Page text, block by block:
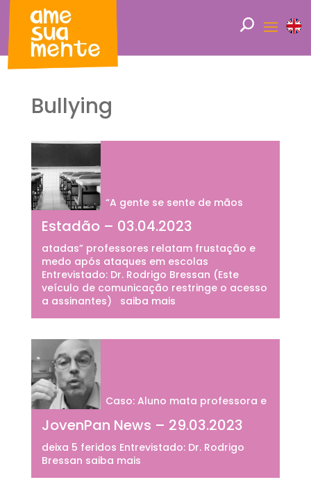
Bullying
Estadão – 03.04.2023
“A gente se sente de mãos
atadas” professores relatam frustação e
medo após ataques em escolas
Entrevistado: Dr. Rodrigo Bressan (Este
veículo de comunicação restringe o acesso
a assinantes) saiba mais
JovenPan News – 29.03.2023
Caso: Aluno mata professora e
deixa 5 feridos Entrevistado: Dr. Rodrigo
Bressan saiba mais